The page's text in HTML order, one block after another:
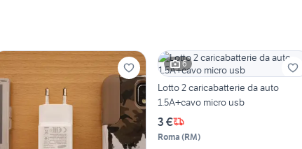
6
Lotto 2 caricabatterie da auto
1.5A+cavo micro usb
3 €
Roma (RM)